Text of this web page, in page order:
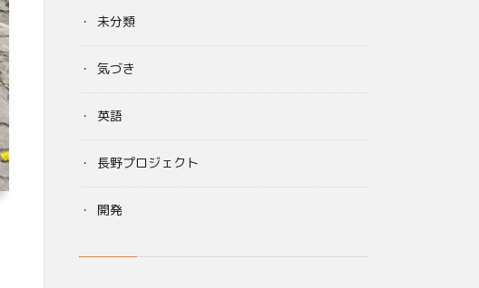
未分類
気づき
英語
長野プロジェクト
開発